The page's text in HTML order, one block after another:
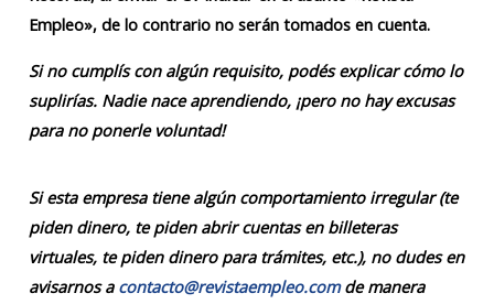
Empleo», de lo contrario no serán tomados en cuenta.
Si no cumplís con algún requisito, podés explicar cómo lo
suplirías. Nadie nace aprendiendo, ¡pero no hay excusas
para no ponerle voluntad!
Si esta empresa tiene algún comportamiento irregular (te
piden dinero, te piden abrir cuentas en billeteras
virtuales, te piden dinero para trámites, etc.), no dudes en
avisarnos a contacto@revistaempleo.comde manera